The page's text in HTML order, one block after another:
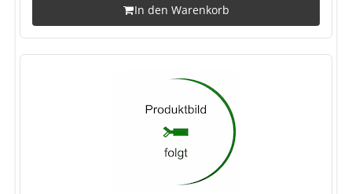
In den Warenkorb